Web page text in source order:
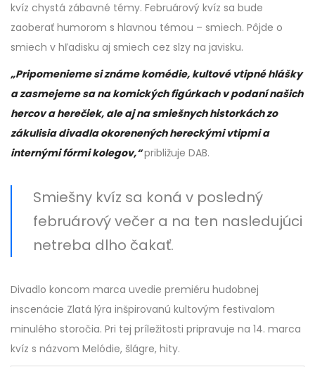
kvíz chystá zábavné témy. Februárový kvíz sa bude
zaoberať humorom s hlavnou témou – smiech. Pôjde o
smiech v hľadisku aj smiech cez slzy na javisku.
„Pripomenieme si známe komédie, kultové vtipné hlášky
a zasmejeme sa na komických figúrkach v podaní našich
hercov a herečiek, ale aj na smiešnych historkách zo
zákulisia divadla okorenených hereckými vtipmi a
internými fórmi kolegov,“približuje DAB.
Smiešny kvíz sa koná v posledný
februárový večer a na ten nasledujúci
netreba dlho čakať.
Divadlo koncom marca uvedie premiéru hudobnej
inscenácie Zlatá lýra inšpirovanú kultovým festivalom
minulého storočia. Pri tej príležitosti pripravuje na 14. marca
kvíz s názvom Melódie, šlágre, hity.